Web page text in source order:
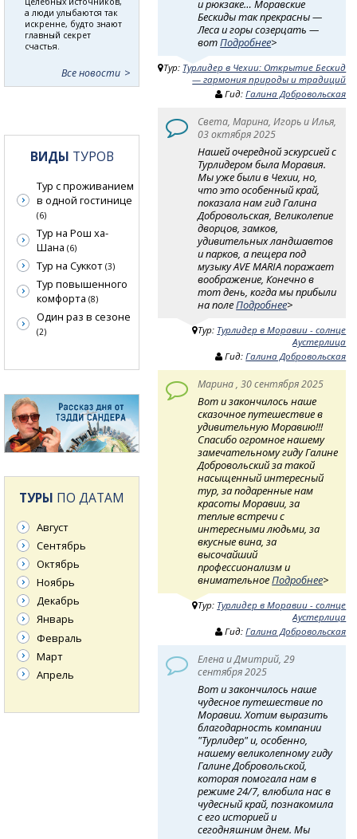
и рюкзаке… Моравские
Бескиды так прекрасны —
Леса и горы созерцать —
вотПодробнее>
Тур: Турлидер в Чехии: Открытие Бескид
— гармония природы и традиций
Гид:Галина Добровольская
Света, Марина, Игорь и Илья,
03 октября 2025
Нашей очередной эскурсией с
Турлидером была Моравия.
Мы уже были в Чехии, но,
что это особенный край,
показала нам гид Галина
Добровольская, Великолепие
дворцов, замков,
удивительных ландшавтов
и парков, а пещера под
музыку AVE MARIA поражает
воображение, Конечно в
тот день, когда мы прибыли
на полеПодробнее>
Тур: Турлидер в Моравии - солнце
Аустерлица
Гид:Галина Добровольская
Марина , 30 сентября 2025
Вот и закончилось наше
сказочное путешествие в
удивительную Моравию!!!
Спасибо огромное нашему
замечательному гиду Галине
Добровольский за такой
насыщенный интересный
тур, за подаренные нам
красоты Моравии, за
теплые встречи с
интересными людьми, за
вкусные вина, за
высочайший
профессионализм и
внимательноеПодробнее>
Тур: Турлидер в Моравии - солнце
Аустерлица
Гид:Галина Добровольская
Елена и Дмитрий, 29
сентября 2025
Вот и закончилось наше
чудесное путешествие по
Моравии. Хотим выразить
благодарность компании
"Турлидер" и, особенно,
нашему великолепному гиду
Галине Добровольской,
которая помогала нам в
режиме 24/7, влюбила нас в
чудесный край, познакомила
с его историей и
сегодняшним днем. Мы
а люди улыбаются так
искренне, будто знают
главный секрет
счастья.
Все новости
ВИДЫ ТУРОВ
Тур с проживанием
в одной гостинице
(6)
Тур на Рош ха-
Шана (6)
Тур на Суккот (3)
Тур повышенного
комфорта (8)
Один раз в сезоне
(2)
ТУРЫ ПО ДАТАМ
Август
Сентябрь
Октябрь
Ноябрь
Декабрь
Январь
Февраль
Март
Апрель